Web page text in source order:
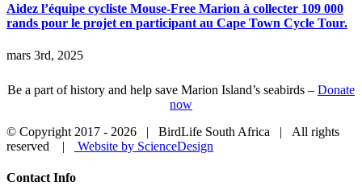
Aidez l’équipe cycliste Mouse-Free Marion à collecter 109 000
rands pour le projet en participant au Cape Town Cycle Tour.
mars 3rd, 2025
Be a part of history and help save Marion Island’s seabirds – Donate
now
© Copyright 2017 - 2026 | BirdLife South Africa | All rights
reserved |
Website by ScienceDesign
Close
Contact Info